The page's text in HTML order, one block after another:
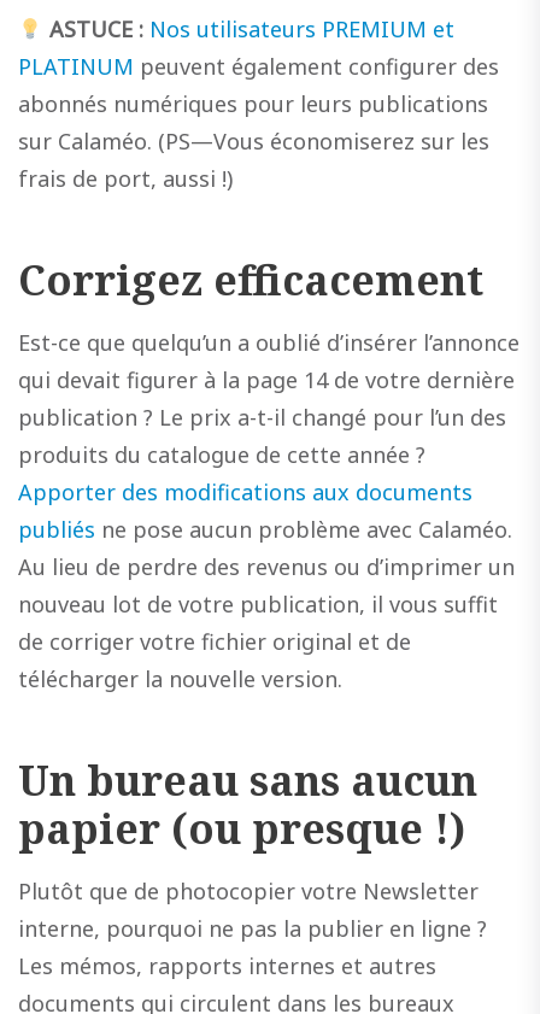
ASTUCE : Nos utilisateurs PREMIUM et
PLATINUM peuvent également configurer des
abonnés numériques pour leurs publications
sur Calaméo. (PS—Vous économiserez sur les
frais de port, aussi !)
Corrigez efficacement
Est-ce que quelqu’un a oublié d’insérer l’annonce
qui devait figurer à la page 14 de votre dernière
publication ? Le prix a-t-il changé pour l’un des
produits du catalogue de cette année ?
Apporter des modifications aux documents
publiés ne pose aucun problème avec Calaméo.
Au lieu de perdre des revenus ou d’imprimer un
nouveau lot de votre publication, il vous suffit
de corriger votre fichier original et de
télécharger la nouvelle version.
Un bureau sans aucun
papier (ou presque !)
Plutôt que de photocopier votre Newsletter
interne, pourquoi ne pas la publier en ligne ?
Les mémos, rapports internes et autres
documents qui circulent dans les bureaux